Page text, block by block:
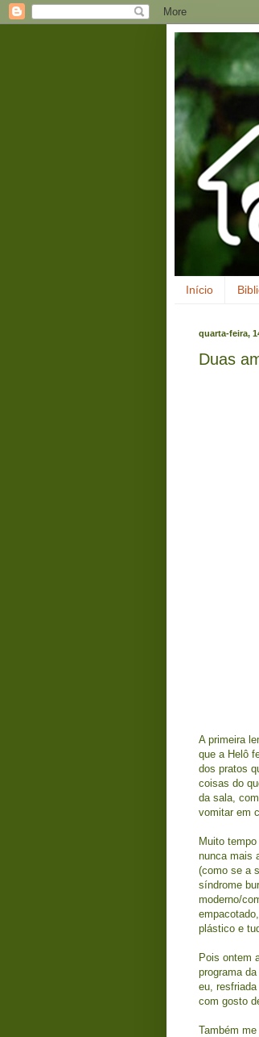
Início
quarta-feira,
Duas
A primeira
que a Helô
dos pratos
coisas do
da sala,
vomitar em
Muito
nunca mais
(como se a
síndrome
moderno/
plástico e
Pois ontem
programa
eu,
com gosto
Também